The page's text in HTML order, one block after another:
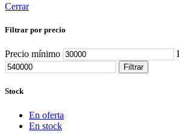
Cerrar
Filtrar por precio
Precio mínimo
Filtrar
Stock
En oferta
En stock